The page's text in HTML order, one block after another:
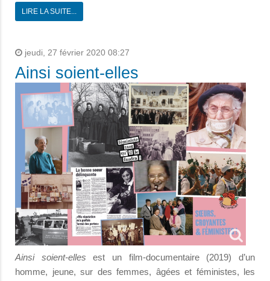
LIRE LA SUITE...
jeudi, 27 février 2020 08:27
Ainsi soient-elles
Ainsi soient-elles est un film-documentaire (2019) d’un
homme, jeune, sur des femmes, âgées et féministes, les